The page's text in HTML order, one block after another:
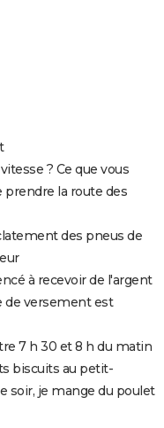
? Ce que vous
prendre la route des
des pneus de
à recevoir de l'argent
de versement est
7 h 30 et 8 h du matin
biscuits au petit-
soir, je mange du poulet